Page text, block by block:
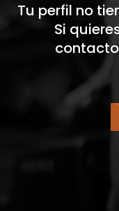
Tu perfil no
Si